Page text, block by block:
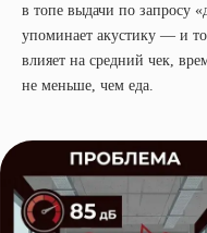
в топе выдачи по запросу
упоминает акустику — и
влияет на средний чек,
не меньше, чем еда.